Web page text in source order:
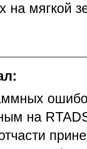
на мягкой
на